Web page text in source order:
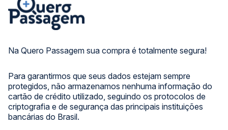
Na Quero Passagem sua compra é totalmente segura!
Para garantirmos que seus dados estejam sempre
protegidos, não armazenamos nenhuma informação do
cartão de crédito utilizado, seguindo os protocolos de
criptografia e de segurança das principais instituições
bancárias do Brasil.